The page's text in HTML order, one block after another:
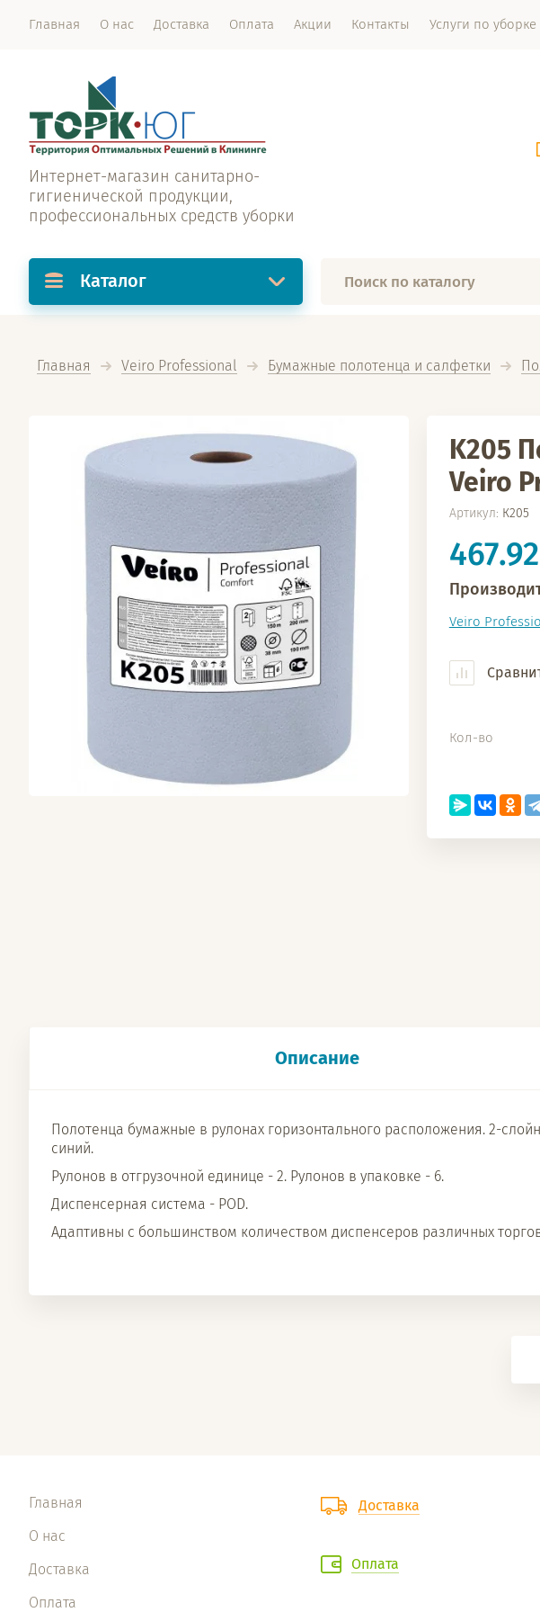
Главная О нас Доставка Оплата Акции Контакты Услуги по
Интернет-магазин санитарно-
гигиенической продукции,
профессиональных средств уборки
Каталог
Главная Veiro Professional Бумажные полотенца и салфетки
K205
Veiro
Артикул: К205
467.92
Veiro
Кол-во
Описание
Полотенца бумажные в рулонах горизонтального расположения. 2-
синий.
Рулонов в отгрузочной единице - 2. Рулонов в упаковке - 6.
Диспенсерная система - POD.
Адаптивны с большинством количеством диспенсеров различных
Главная
О нас
Доставка
Оплата
Доставка
Оплата